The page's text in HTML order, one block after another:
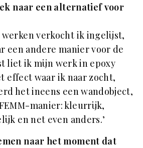
naar een alternatief voor
werken verkocht ik ingelijst,
een andere manier voor de
liet ik mijn werk in epoxy
effect waar ik naar zocht,
het ineens een wandobject,
manier: kleurrijk,
en net even anders.’
naar het moment dat